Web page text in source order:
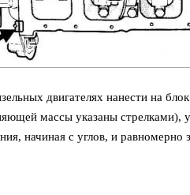
двигателях нанести на
массы указаны стрелками),
начиная с углов, и